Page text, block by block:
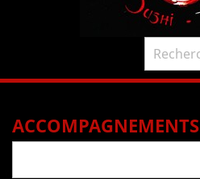
ACCOMPAGNEMENTS